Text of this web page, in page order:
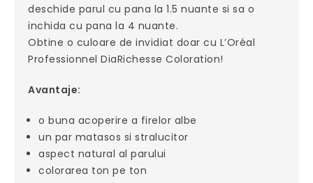
deschide parul cu pana la 1.5 nuante si sa o
inchida cu pana la 4 nuante.
Obtine o culoare de invidiat doar cu L’Oréal
Professionnel DiaRichesse Coloration!
Avantaje:
o buna acoperire a firelor albe
un par matasos si stralucitor
aspect natural al parului
colorarea ton pe ton